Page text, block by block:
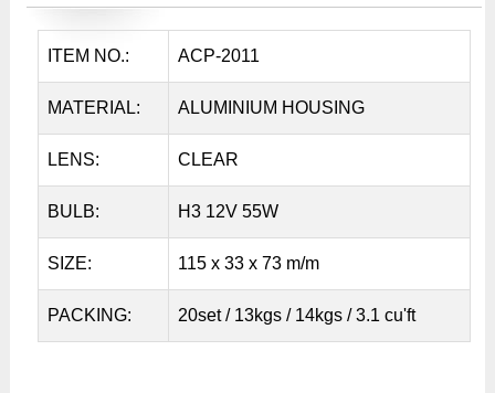
ITEM NO.: ACP-2011
MATERIAL: ALUMINIUM HOUSING
LENS: CLEAR
BULB: H3 12V 55W
SIZE: 115 x 33 x 73 m/m
PACKING: 20set / 13kgs / 14kgs / 3.1 cu'ft